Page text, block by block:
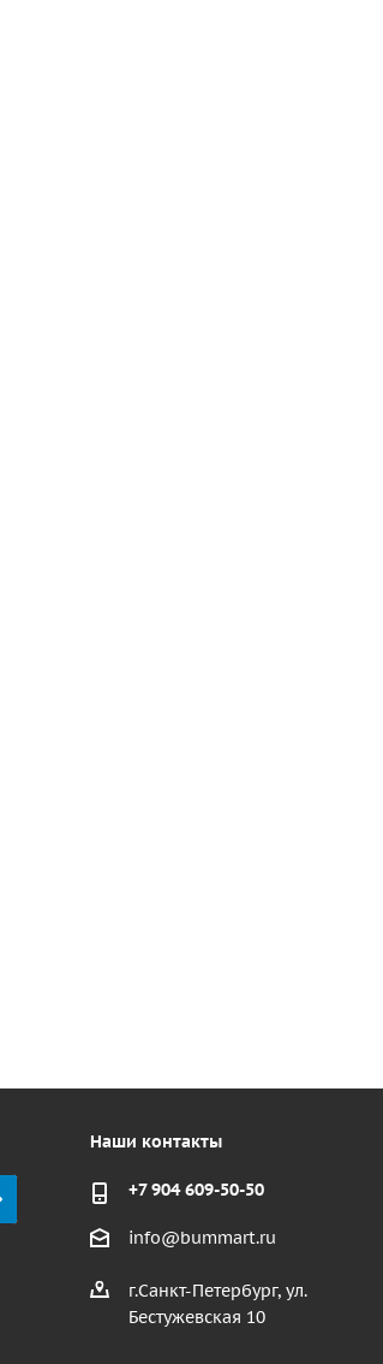
Наши контакты
+7 904 609-50-50
info@bummart.ru
г.Санкт-Петербург, ул.
Бестужевская 10